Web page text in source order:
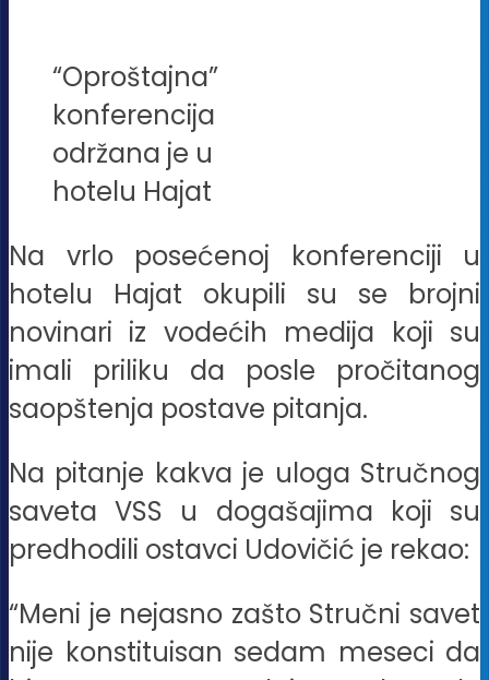
“Oproštajna”
konferencija
održana je u
hotelu Hajat
Na vrlo posećenoj konferenciji u
hotelu Hajat okupili su se brojni
novinari iz vodećih medija koji su
imali priliku da posle pročitanog
saopštenja postave pitanja.
Na pitanje kakva je uloga Stručnog
saveta VSS u dogašajima koji su
predhodili ostavci Udovičić je rekao:
“Meni je nejasno zašto Stručni savet
nije konstituisan sedam meseci da